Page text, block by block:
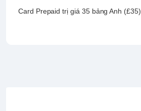
Card Prepaid trị giá 35 bảng Anh (£35)